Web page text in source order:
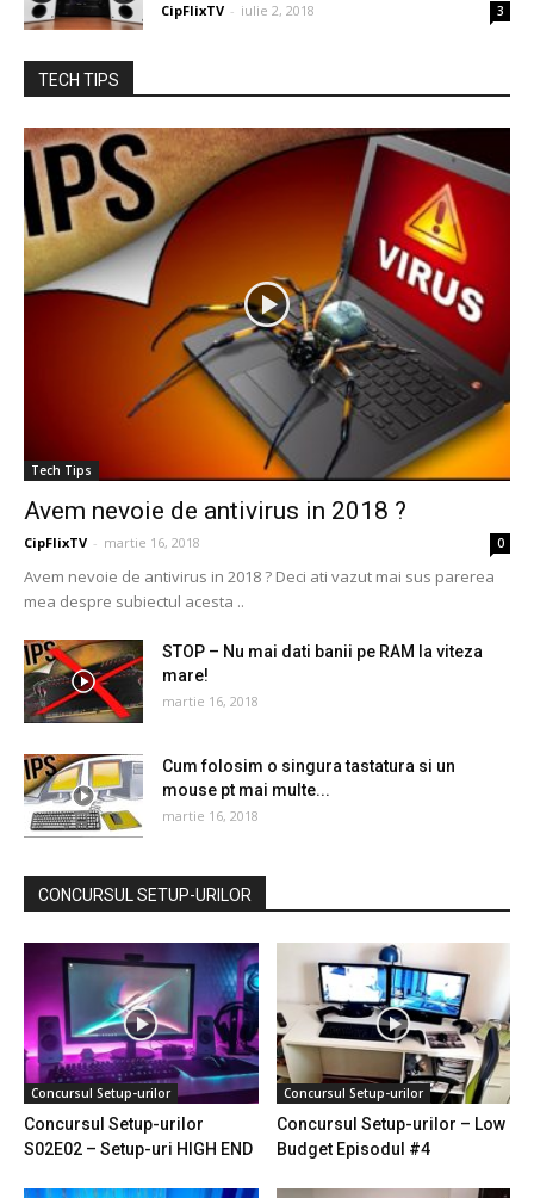
CipFlixTV - iulie 2, 2018 3
TECH TIPS
Tech Tips
Avem nevoie de antivirus in 2018 ?
CipFlixTV - martie 16, 2018 0
Avem nevoie de antivirus in 2018 ? Deci ati vazut mai sus parerea
mea despre subiectul acesta ..
STOP – Nu mai dati banii pe RAM la viteza
mare!
martie 16, 2018
Cum folosim o singura tastatura si un
mouse pt mai multe...
martie 16, 2018
CONCURSUL SETUP-URILOR
Concursul Setup-urilor
Concursul Setup-urilor
S02E02 – Setup-uri HIGH END
Concursul Setup-urilor
Concursul Setup-urilor – Low
Budget Episodul #4